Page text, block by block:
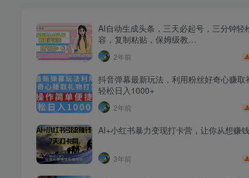
AI自动生成头条，三天必起号，三分钟轻
容，复制粘贴，保姆级教…
2年前
抖音弹幕最新玩法，利用粉丝好奇心赚取
轻松日入1000+
2年前
AI+小红书暴力变现打卡营，让你从想赚
3年前